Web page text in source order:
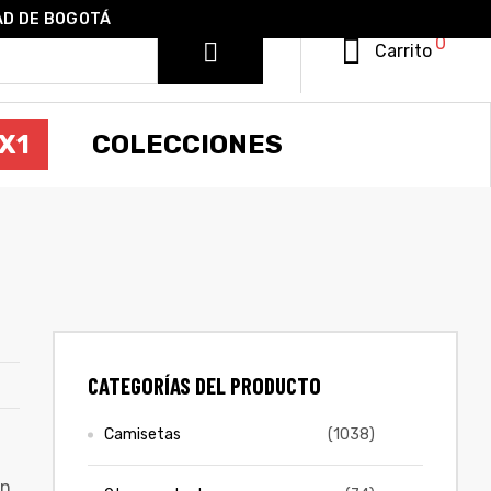
DE BOGOTÁ
Carrito0
COLECCIONES
CATEGORÍAS DEL PRODUCTO
Camisetas (1038)